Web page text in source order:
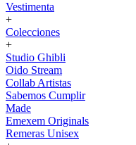
Vestimenta
+
Colecciones
+
Studio Ghibli
Oido Stream
Collab Artistas
Sabemos Cumplir
Made
Emexem Originals
Remeras Unisex